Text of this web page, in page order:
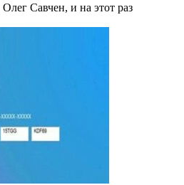
Савчен, и на этот раз